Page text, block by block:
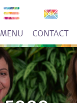
MENU CONTACT